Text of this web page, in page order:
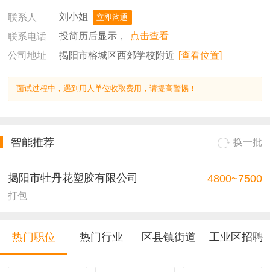
联系人 刘小姐 立即沟通
联系电话 投简历后显示，
点击查看
公司地址
揭阳市榕城区西郊学校附近 [查看位置]
面试过程中，遇到用人单位收取费用，请提高警惕！
智能推荐 换一批
揭阳市牡丹花塑胶有限公司
打包
4800~7500
热门职位 热门行业 区县镇街道 工业区招聘